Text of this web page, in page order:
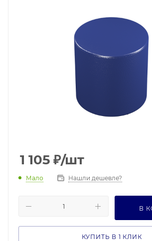
1 105 ₽/шт
Мало Нашли дешевле?
В
КУПИТЬ В 1 КЛИК